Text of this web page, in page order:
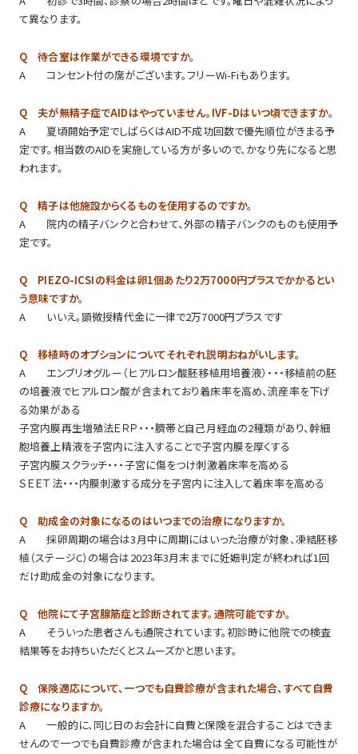
て異なります。
Q 待合室は作業ができる環境ですか。
A コンセント付の席がございます。フリーWi-Fiもあります。
Q 夫が無精子症でAIDはやっていません。IVF-Dはいつ頃できますか。
A 夏頃開始予定でしばらくはAID不成功回数で優先順位がきまる予
定です。相当数のAIDを実施している方が多いので、かなり先になると思
われます。
Q 精子は他施設からくるものを使用するのですか。
A 院内の精子バンクと合わせて、外部の精子バンクのものも使用予
定です。
Q PIEZO-ICSIの料金は卵1個あたり2万7000円プラスでかかるとい
う意味ですか。
A いいえ。顕微授精代金に一律で2万7000円プラスです
Q 移植時のオプションについてそれぞれ説明おねがいします。
A エンブリオグルー（ヒアルロン酸胚移植用培養液）・・・移植前の胚
の培養液でヒアルロン酸が含まれており着床率を高め、流産率を下げ
る効果がある
子宮内膜再生増殖法ＥＲＰ・・・臍帯と自己月経血の2種類があり、幹細
胞培養上精液を子宮内に注入することで子宮内膜を厚くする
子宮内膜スクラッチ・・・子宮に傷をつけ刺激着床率を高める
ＳＥＥＴ法・・・内膜刺激する成分を子宮内に注入して着床率を高める
Q 助成金の対象になるのはいつまでの治療になりますか。
A 採卵周期の場合は3月中に周期にはいった治療が対象、凍結胚移
植（ステージC）の場合は2023年3月末までに妊娠判定が終われば1回
だけ助成金の対象になります。
Q 他院にて子宮腺筋症と診断されてます。通院可能ですか。
A そういった患者さんも通院されています。初診時に他院での検査
結果等をお持ちいただくとスムーズかと思います。
Q 保険適応について、一つでも自費診療が含まれた場合、すべて自費
診療になりますか。
A 一般的に、同じ日のお会計に自費と保険を混合することはできま
せんので一つでも自費診療が含まれた場合は全て自費になる可能性が